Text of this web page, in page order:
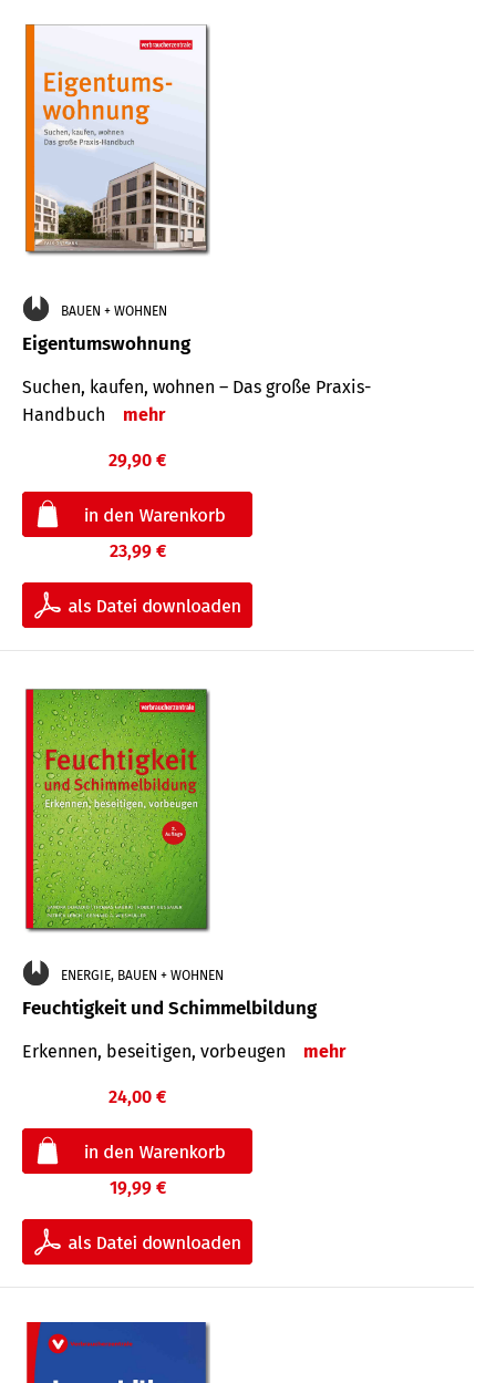
BAUEN + WOHNEN
Eigentumswohnung
Suchen, kaufen, wohnen – Das große Praxis-
Handbuch
mehr
29,90 €
23,99 €
ENERGIE, BAUEN + WOHNEN
Feuchtigkeit und Schimmelbildung
Erkennen, beseitigen, vorbeugen mehr
24,00 €
19,99 €